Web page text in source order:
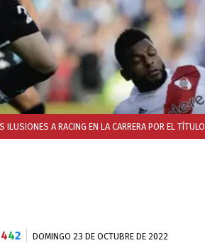
ILUSIONES A RACING EN LA CARRERA POR EL TÍTULO
442 DOMINGO 23 DE OCTUBRE DE 2022